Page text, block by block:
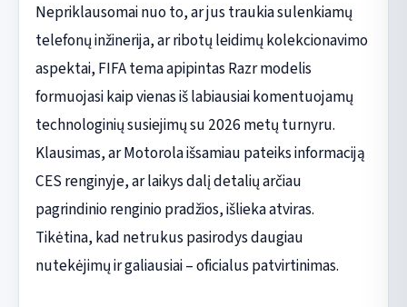
Nepriklausomai nuo to, ar jus traukia sulenkiamų
telefonų inžinerija, ar ribotų leidimų kolekcionavimo
aspektai, FIFA tema apipintas Razr modelis
formuojasi kaip vienas iš labiausiai komentuojamų
technologinių susiejimų su 2026 metų turnyru.
Klausimas, ar Motorola išsamiau pateiks informaciją
CES renginyje, ar laikys dalį detalių arčiau
pagrindinio renginio pradžios, išlieka atviras.
Tikėtina, kad netrukus pasirodys daugiau
nutekėjimų ir galiausiai – oficialus patvirtinimas.